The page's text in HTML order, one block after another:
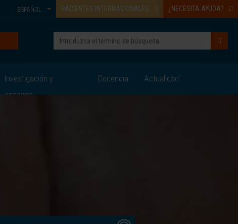
PACIENTES INTERNACIONALES ¿NECESITA AYUDA?
ESPAÑOL
Investigación y
ensayos
Docencia Actualidad